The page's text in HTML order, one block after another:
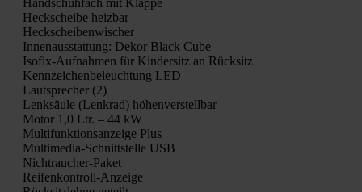
Hand­schuh­fach mit Klap­pe
Heck­schei­be heiz­bar
Heck­schei­ben­wi­scher
Innen­aus­stat­tung: Dekor Black Cube
Iso­fix-Auf­nah­men für Kin­der­sitz an Rück­sitz
Kenn­zei­chen­be­leuch­tung LED
Laut­spre­cher (2)
Lenk­säu­le (Lenk­rad) höhen­ver­stell­bar
Motor 1,0 Ltr. – 44 kW
Mul­ti­funk­ti­ons­an­zei­ge Plus
Mul­ti­me­dia-Schnitt­stel­le USB
Nicht­rau­cher-Paket
Rei­fen­kon­troll-Anzei­ge